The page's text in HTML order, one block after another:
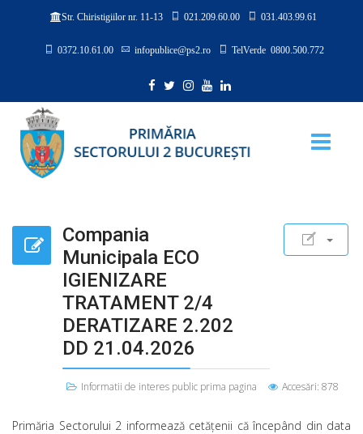
Str. Chiristigiilor nr. 11-13 021.209.60.00 031.403.99.61
0372.10.61.00 infopublice@ps2.ro TelVerde 0800.500.772
Compania
Municipala ECO
IGIENIZARE
TRATAMENT 2/4
DERATIZARE 2.202
DD 21.04.2026
Informatii de interes public prima pagina Accesări: 878
Primăria Sectorului 2 informează cetățenii că începând din data